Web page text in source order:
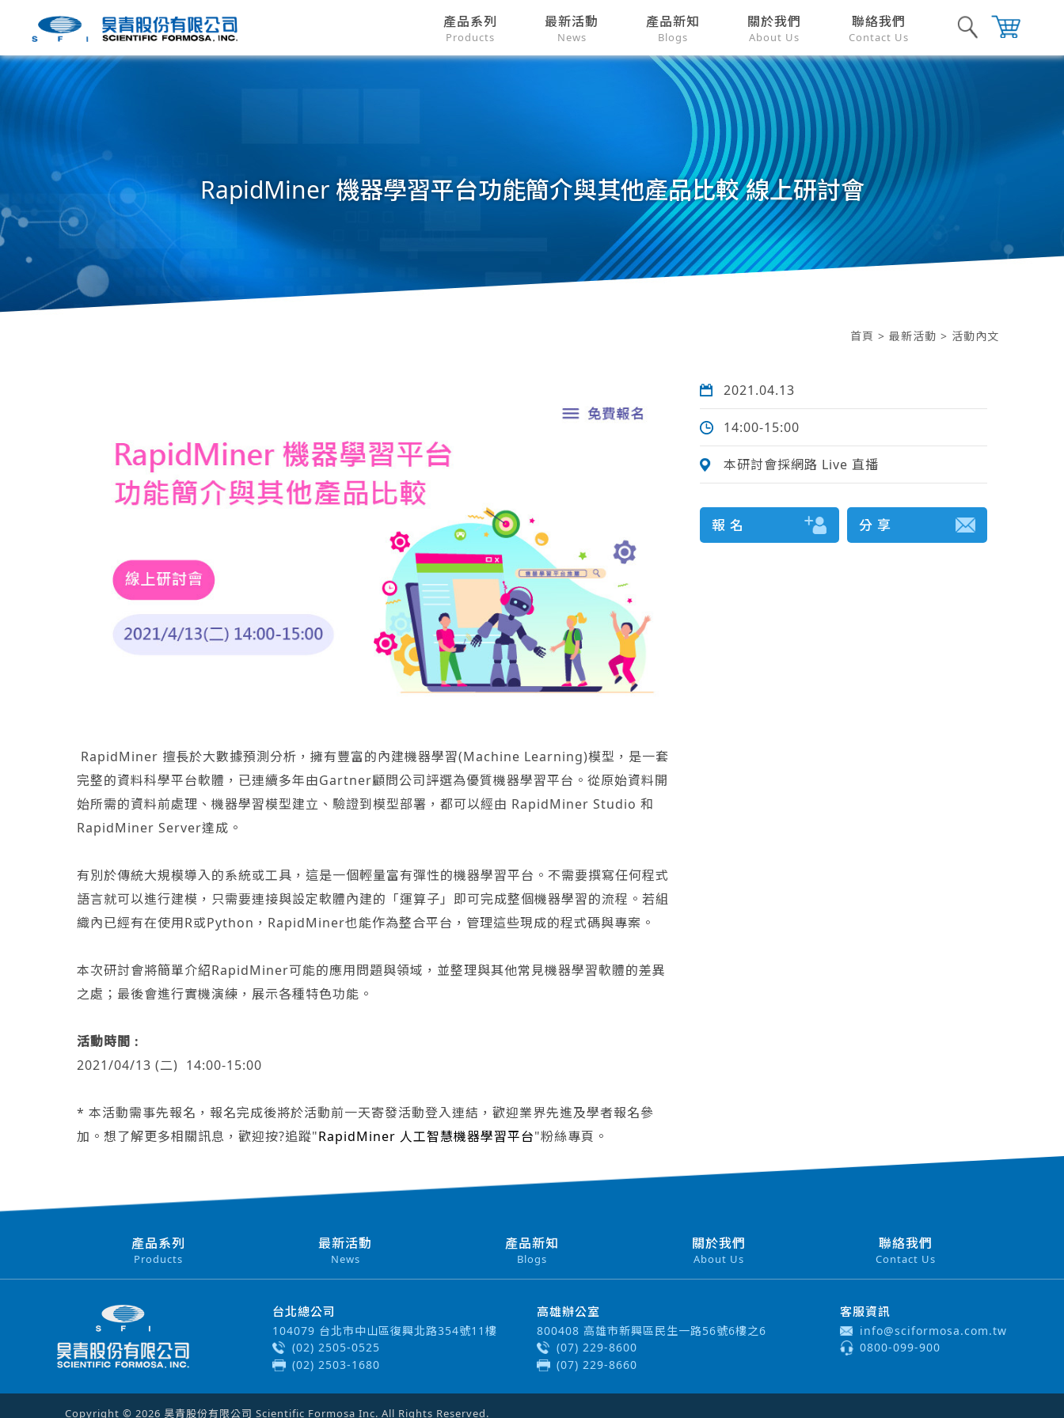
產品系列
Products
最新活動
News
產品新知
Blogs
關於我們
About Us
聯絡我們
Contact Us
RapidMiner 機器學習平台功能簡介與其他產品比較 線上研討會
首頁 > 最新活動 > 活動內文
RapidMiner 擅長於大數據預測分析，擁有豐富的內建機器學習(Machine Learning)模型，是一套
完整的資料科學平台軟體，已連續多年由Gartner顧問公司評選為優質機器學習平台。從原始資料開
始所需的資料前處理、機器學習模型建立、驗證到模型部署，都可以經由 RapidMiner Studio 和
RapidMiner Server達成。
有別於傳統大規模導入的系統或工具，這是一個輕量富有彈性的機器學習平台。不需要撰寫任何程式
語言就可以進行建模，只需要連接與設定軟體內建的「運算子」即可完成整個機器學習的流程。若組
織內已經有在使用R或Python，RapidMiner也能作為整合平台，管理這些現成的程式碼與專案。
本次研討會將簡單介紹RapidMiner可能的應用問題與領域，並整理與其他常見機器學習軟體的差異
之處；最後會進行實機演練，展示各種特色功能。
活動時間 :
2021/04/13 (二) 14:00-15:00
* 本活動需事先報名，報名完成後將於活動前一天寄發活動登入連結，歡迎業界先進及學者報名參
加。想了解更多相關訊息，歡迎按?追蹤"RapidMiner 人工智慧機器學習平台"粉絲專頁。
2021.04.13
14:00-15:00
本研討會採網路 Live 直播
報 名 分 享
產品系列
Products
最新活動
News
產品新知
Blogs
關於我們
About Us
聯絡我們
Contact Us
台北總公司
104079 台北市中山區復興北路354號11樓
(02) 2505-0525
(02) 2503-1680
高雄辦公室
800408 高雄市新興區民生一路56號6樓之6
(07) 229-8600
(07) 229-8660
客服資訊
info@sciformosa.com.tw
0800-099-900
Copyright © 2026 昊青股份有限公司 Scientific Formosa Inc. All Rights Reserved.